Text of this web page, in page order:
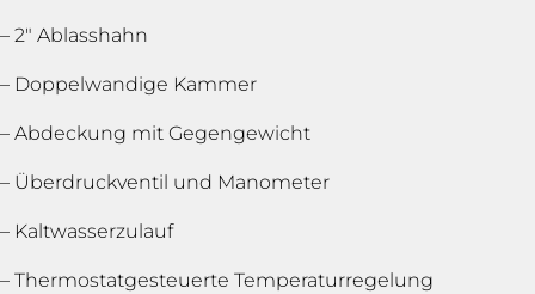
– 2″ Ablasshahn
– Doppelwandige Kammer
– Abdeckung mit Gegengewicht
– Überdruckventil und Manometer
– Kaltwasserzulauf
– Thermostatgesteuerte Temperaturregelung